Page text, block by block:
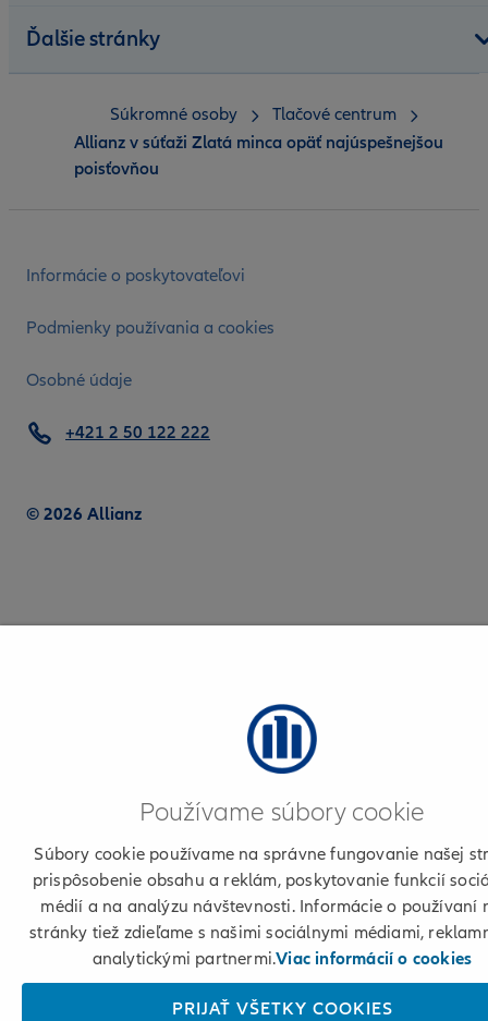
Ďalšie stránky
Informácie o poskytovateľovi
Podmienky používania a cookies
Osobné údaje
© 2026 Allianz
+421 2 50 122 222
Súkromné osoby
Tlačové centrum
Allianz v súťaži Zlatá minca opäť najúspešnejšou
poisťovňou
Používame súbory cookie
Súbory cookie používame na správne fungovanie našej
prispôsobenie obsahu a reklám, poskytovanie funkcií
médií a na analýzu návštevnosti. Informácie o používaní
stránky tiež zdieľame s našimi sociálnymi médiami,
analytickými partnermi.Viac informácií o cookies
PRIJAŤ VŠETKY COOKIES